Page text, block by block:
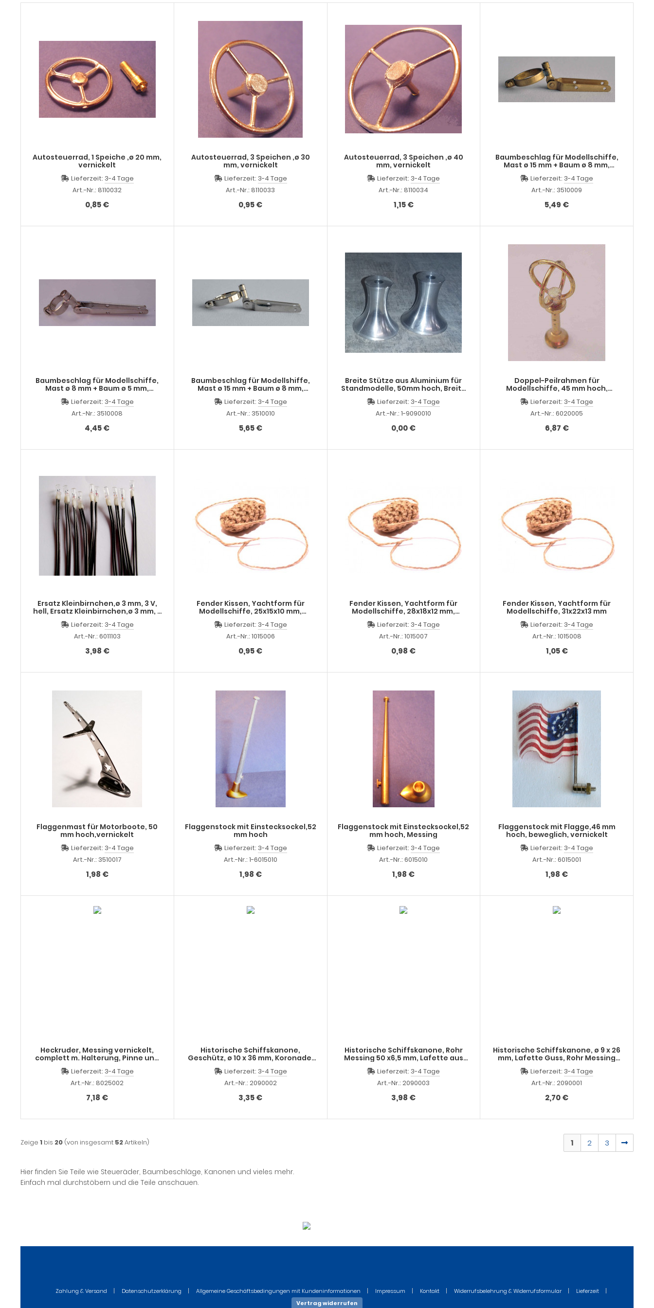
Autosteuerrad, 1 Speiche ,ø 20 mm,
vernickelt
Lieferzeit: 3-4 Tage
Art.-Nr.: 8110032
0,85 €
Autosteuerrad, 3 Speichen ,ø 30
mm, vernickelt
Lieferzeit: 3-4 Tage
Art.-Nr.: 8110033
0,95 €
Autosteuerrad, 3 Speichen ,ø 40
mm, vernickelt
Lieferzeit:3-4 Tage
Art.-Nr.: 8110034
1,15 €
Baumbeschlag für Modellschiffe,
Mast ø 15 mm + Baum ø 8 mm,
Lieferzeit:3-4 Tage
Art.-Nr.: 3510009
5,49 €
Baumbeschlag für Modellschiffe,
Mast ø 8 mm + Baum ø 5 mm,
Lieferzeit: 3-4 Tage
Art.-Nr.: 3510008
4,45 €
Baumbeschlag für Modellshiffe,
Mast ø 15 mm + Baum ø 8 mm,
Lieferzeit: 3-4 Tage
Art.-Nr.: 3510010
5,65 €
Breite Stütze aus Aluminium für
Standmodelle, 50mm hoch, Breite
Lieferzeit:3-4 Tage
Art.-Nr.: 1-9090010
0,00 €
Doppel-Peilrahmen für
Modellschiffe, 45 mm hoch,
Lieferzeit:3-4 Tage
Art.-Nr.: 6020005
6,87 €
Ersatz Kleinbirnchen,ø 3 mm, 3 V,
hell, Ersatz Kleinbirnchen,ø 3 mm, 3
Lieferzeit: 3-4 Tage
Art.-Nr.: 6011103
3,98 €
Fender Kissen, Yachtform für
Modellschiffe, 25x15x10 mm,
Lieferzeit: 3-4 Tage
Art.-Nr.: 1015006
0,95 €
Fender Kissen, Yachtform für
Modellschiffe, 28x18x12 mm,
Lieferzeit:3-4 Tage
Art.-Nr.: 1015007
0,98 €
Fender Kissen, Yachtform für
Modellschiffe, 31x22x13 mm
Lieferzeit:3-4 Tage
Art.-Nr.: 1015008
1,05 €
Flaggenmast für Motorboote, 50
mm hoch,vernickelt
Lieferzeit: 3-4 Tage
Art.-Nr.: 3510017
1,98 €
Flaggenstock mit Einstecksockel,52
mm hoch
Lieferzeit: 3-4 Tage
Art.-Nr.: 1-6015010
1,98 €
Flaggenstock mit Einstecksockel,52
mm hoch, Messing
Lieferzeit:3-4 Tage
Art.-Nr.: 6015010
1,98 €
Flaggenstock mit Flagge,46 mm
hoch, beweglich, vernickelt
Lieferzeit:3-4 Tage
Art.-Nr.: 6015001
1,98 €
Heckruder, Messing vernickelt,
complett m. Halterung, Pinne und
Lieferzeit: 3-4 Tage
Art.-Nr.: 8025002
7,18 €
Historische Schiffskanone,
Geschütz, ø 10 x 36 mm, Koronade,
franz. Schiffs-Kanone
Lieferzeit: 3-4 Tage
Art.-Nr.: 2090002
3,35 €
Historische Schiffskanone, Rohr
Messing 50 x6,5 mm, Lafette aus
Lieferzeit:3-4 Tage
Art.-Nr.: 2090003
3,98 €
Historische Schiffskanone, ø 9 x 26
mm, Lafette Guss, Rohr Messing
gedreht, beweglich
Lieferzeit:3-4 Tage
Art.-Nr.: 2090001
2,70 €
Zeige 1 bis 20 (von insgesamt 52Artikeln) 1 2 3
Hier finden Sie Teile wie Steueräder, Baumbeschläge, Kanonen und vieles mehr.
Einfach mal durchstöbern und die Teile anschauen.
Zahlung & Versand Datenschutzerklärung Allgemeine Geschäftsbedingungen mit Kundeninformationen Impressum Kontakt Widerrufsbelehrung & Widerrufsformular
Lieferzeit
Vertrag widerrufen